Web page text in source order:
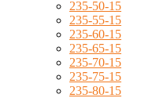
235-50-15
235-55-15
235-60-15
235-65-15
235-70-15
235-75-15
235-80-15